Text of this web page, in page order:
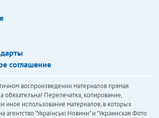
соглашение
воспроизведении материалов прямая
обязательна! Перепечатка, копирование,
иное использование материалов, в которых
агентство "Українськi Новини" и "Украинская Фото